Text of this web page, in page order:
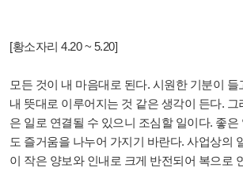
[황소자리 4.20 ~ 5.20]
모든 것이 내 마음대로 된다. 시원한 기분이 들
내 뜻대로 이루어지는 것 같은 생각이 든다.
은 일로 연결될 수 있으니 조심할 일이다. 좋
도 즐거움을 나누어 가지기 바란다. 사업상의
이 작은 양보와 인내로 크게 반전되어 복으로